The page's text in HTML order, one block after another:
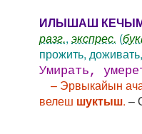
ИЛЫШАШ
разг., экспрес. (
прожить,
Умирать,
– Эрвыкайын
велеш шуктыш. –